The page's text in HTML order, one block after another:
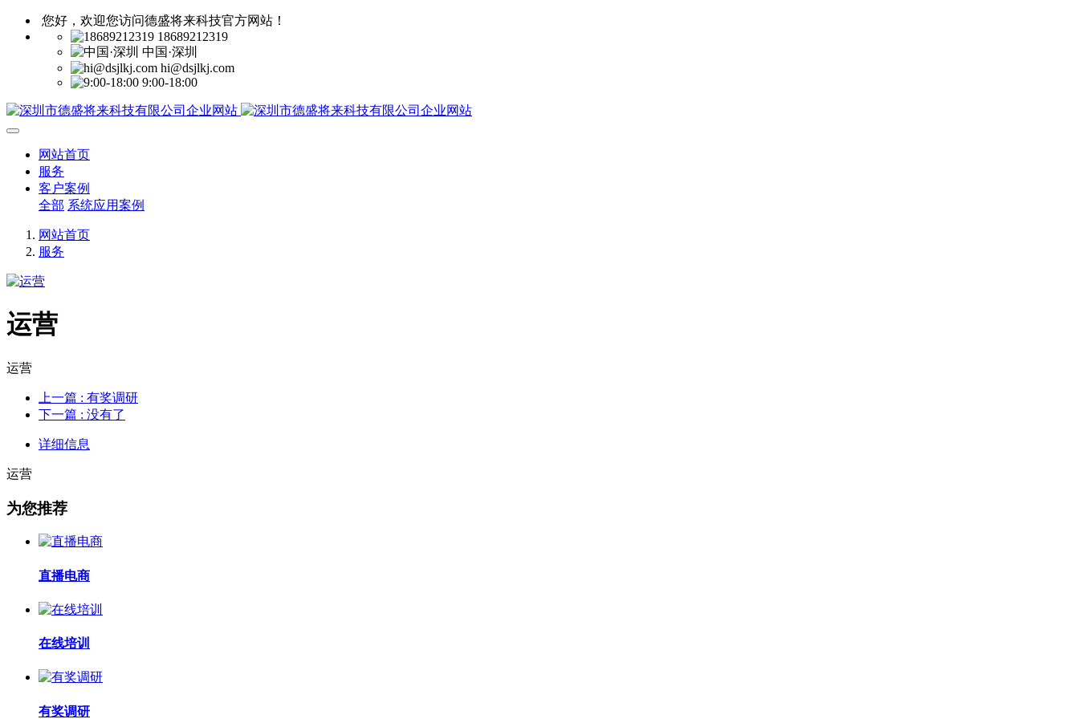
您好，欢迎您访问德盛将来科技官方网站！
18689212319
中国·深圳
hi@dsjlkj.com
9:00-18:00
网站首页
服务
客户案例
全部 系统应用案例
网站首页
服务
运营
运营
上一篇 : 有奖调研
下一篇 : 没有了
详细信息
运营
为您推荐
直播电商
在线培训
有奖调研